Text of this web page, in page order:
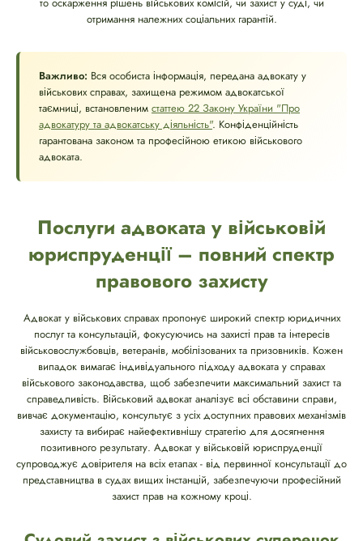
отримання належних соціальних гарантій.
Важливо: Вся особиста інформація, передана адвокату у
військових справах, захищена режимом адвокатської
таємниці, встановленим статтею 22 Закону України "Про
адвокатуру та адвокатську діяльність". Конфіденційність
гарантована законом та професійною етикою військового
адвоката.
Послуги адвоката у військовій
юриспруденції – повний спектр
правового захисту
Адвокат у військових справах пропонує широкий спектр юридичних
послуг та консультацій, фокусуючись на захисті прав та інтересів
військовослужбовців, ветеранів, мобілізованих та призовників. Кожен
випадок вимагає індивідуального підходу адвоката у справах
військового законодавства, щоб забезпечити максимальний захист та
справедливість. Військовий адвокат аналізує всі обставини справи,
вивчає документацію, консультує з усіх доступних правових механізмів
захисту та вибирає найефективнішу стратегію для досягнення
позитивного результату. Адвокат у військовій юриспруденції
супроводжує довірителя на всіх етапах - від первинної консультації до
представництва в судах вищих інстанцій, забезпечуючи професійний
захист прав на кожному кроці.